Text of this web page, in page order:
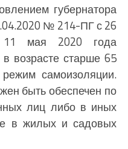
губернатора
№ 214-ПГ с 26
мая 2020 года
возрасте старше 65
самоизоляции.
быть обеспечен по
лиц либо в иных
в жилых и садовых